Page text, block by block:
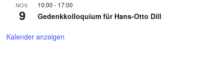
NOV.
9
10:00 - 17:00
Gedenkkolloquium für Hans-Otto Dill
Kalender anzeigen